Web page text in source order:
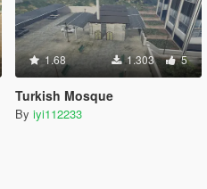
1.68 1.303 5
Turkish Mosque
By iyi112233